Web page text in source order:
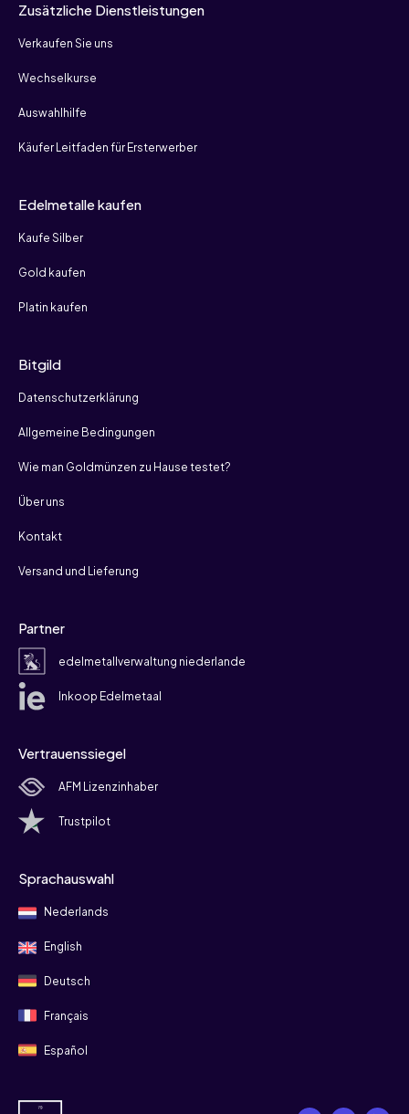
Zusätzliche Dienstleistungen
Verkaufen Sie uns
Wechselkurse
Auswahlhilfe
Käufer Leitfaden für Ersterwerber
Edelmetalle kaufen
Kaufe Silber
Gold kaufen
Platin kaufen
Bitgild
Datenschutzerklärung
Allgemeine Bedingungen
Wie man Goldmünzen zu Hause testet?
Über uns
Kontakt
Versand und Lieferung
Partner
edelmetallverwaltung niederlande
Inkoop Edelmetaal
Vertrauenssiegel
AFM Lizenzinhaber
Trustpilot
Sprachauswahl
Nederlands
English
Deutsch
Français
Español